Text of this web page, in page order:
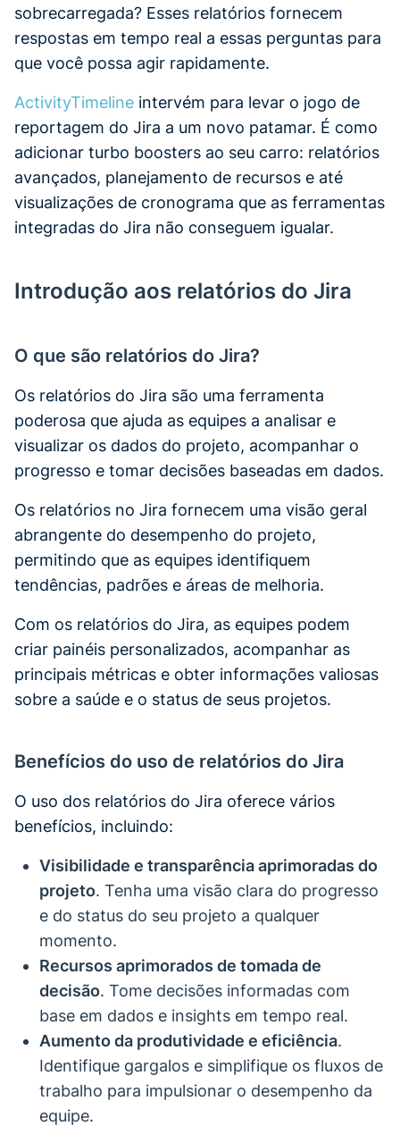
sobrecarregada? Esses relatórios fornecem
respostas em tempo real a essas perguntas para
que você possa agir rapidamente.
ActivityTimeline intervém para levar o jogo de
reportagem do Jira a um novo patamar. É como
adicionar turbo boosters ao seu carro: relatórios
avançados, planejamento de recursos e até
visualizações de cronograma que as ferramentas
integradas do Jira não conseguem igualar.
Introdução aos relatórios do Jira
O que são relatórios do Jira?
Os relatórios do Jira são uma ferramenta
poderosa que ajuda as equipes a analisar e
visualizar os dados do projeto, acompanhar o
progresso e tomar decisões baseadas em dados.
Os relatórios no Jira fornecem uma visão geral
abrangente do desempenho do projeto,
permitindo que as equipes identifiquem
tendências, padrões e áreas de melhoria.
Com os relatórios do Jira, as equipes podem
criar painéis personalizados, acompanhar as
principais métricas e obter informações valiosas
sobre a saúde e o status de seus projetos.
Benefícios do uso de relatórios do Jira
O uso dos relatórios do Jira oferece vários
benefícios, incluindo:
Visibilidade e transparência aprimoradas do
projeto. Tenha uma visão clara do progresso
e do status do seu projeto a qualquer
momento.
Recursos aprimorados de tomada de
decisão. Tome decisões informadas com
base em dados e insights em tempo real.
Aumento da produtividade e eficiência.
Identifique gargalos e simplifique os fluxos de
trabalho para impulsionar o desempenho da
equipe.